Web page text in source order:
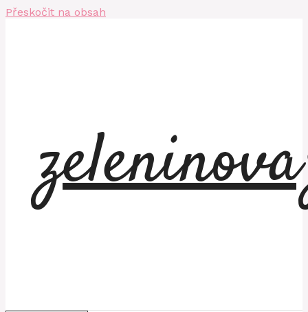
Přeskočit na obsah